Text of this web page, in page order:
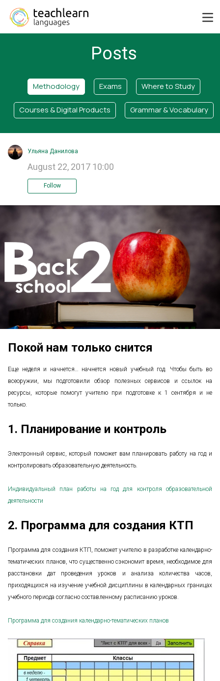
Posts
Methodology Exams Where to Study
Courses & Digital Products Grammar & Vocabulary
Ульяна Данилова
August 22, 2017 10:00
Follow
Покой нам только снится
Еще неделя и начнется… начнется новый учебный год. Чтобы быть во
всеоружии, мы подготовили обзор полезных сервисов и ссылок на
ресурсы, которые помогут учителю при подготовке к 1 сентября и не
только.
1. Планирование и контроль
Электронный сервис, который поможет вам планировать работу на год и
контролировать образовательную деятельность.
Индивидуальный план работы на год для контроля образовательной
деятельности
2. Программа для создания КТП
Программа для создания КТП, поможет учителю в разработке календарно-
тематических планов, что существенно сэкономит время, необходимое для
расстановки дат проведения уроков и анализа количества часов,
приходящихся на изучение учебной дисциплины в календарных границах
учебного периода согласно составленному расписанию уроков.
Программа для создания календарно-тематических планов